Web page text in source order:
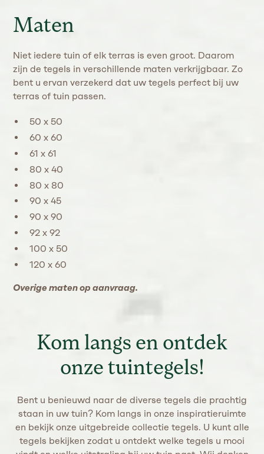
Maten
Niet iedere tuin of elk terras is even groot. Daarom
zijn de tegels in verschillende maten verkrijgbaar. Zo
bent u ervan verzekerd dat uw tegels perfect bij uw
terras of tuin passen.
50 x 50
60 x 60
61 x 61
80 x 40
80 x 80
90 x 45
90 x 90
92 x 92
100 x 50
120 x 60
Overige maten op aanvraag.
Kom langs en ontdek
onze tuintegels!
Bent u benieuwd naar de diverse tegels die prachtig
staan in uw tuin? Kom langs in onze inspiratieruimte
en bekijk onze uitgebreide collectie tegels. U kunt alle
tegels bekijken zodat u ontdekt welke tegels u mooi